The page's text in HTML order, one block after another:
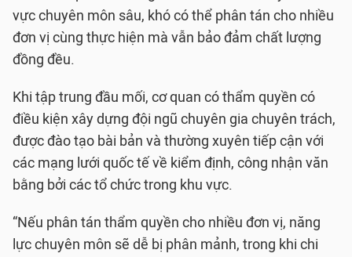
vực chuyên môn sâu, khó có thể phân tán cho nhiều
đơn vị cùng thực hiện mà vẫn bảo đảm chất lượng
đồng đều.
Khi tập trung đầu mối, cơ quan có thẩm quyền có
điều kiện xây dựng đội ngũ chuyên gia chuyên trách,
được đào tạo bài bản và thường xuyên tiếp cận với
các mạng lưới quốc tế về kiểm định, công nhận văn
bằng bởi các tổ chức trong khu vực.
“Nếu phân tán thẩm quyền cho nhiều đơn vị, năng
lực chuyên môn sẽ dễ bị phân mảnh, trong khi chi